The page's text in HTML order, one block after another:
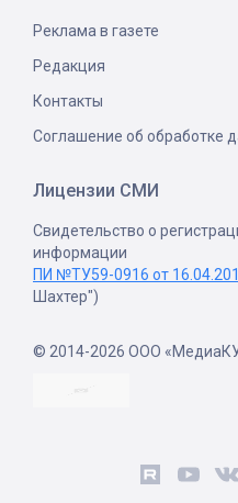
Реклама в газете
Редакция
Контакты
Соглашение об обработке
Лицензии СМИ
Свидетельство о
информации
ПИ №ТУ59-0916 от
Шахтер")
© 2014-2026 ООО